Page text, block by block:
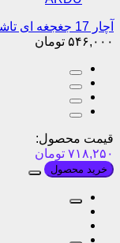
آچار 17 جغجغه ای تاشو یه سر تخت یه سر رینگ ARDU
۵۴۶,۰۰۰ تومان
قیمت محصول:
۷۱۸,۲۵۰ تومان
خرید محصول